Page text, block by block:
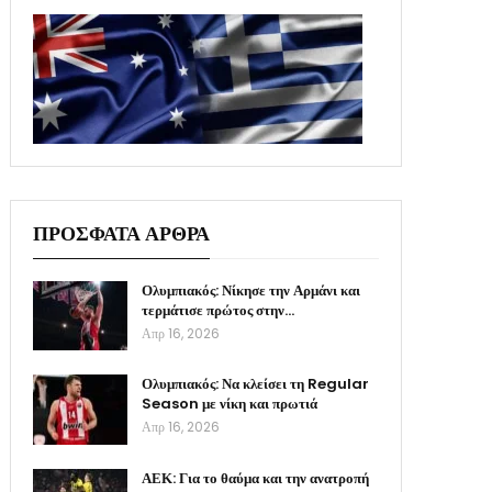
ΠΡΟΣΦΑΤΑ ΑΡΘΡΑ
Ολυμπιακός: Νίκησε την Αρμάνι και
τερμάτισε πρώτος στην…
Απρ 16, 2026
Ολυμπιακός: Να κλείσει τη Regular
Season με νίκη και πρωτιά
Απρ 16, 2026
ΑΕΚ: Για το θαύμα και την ανατροπή